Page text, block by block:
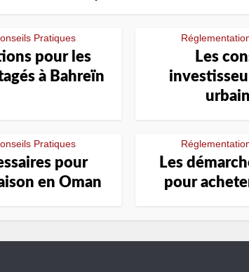
Pratiques
pour les
à Bahreïn
Les
Pratiques
pour
en Oman
Les
pour